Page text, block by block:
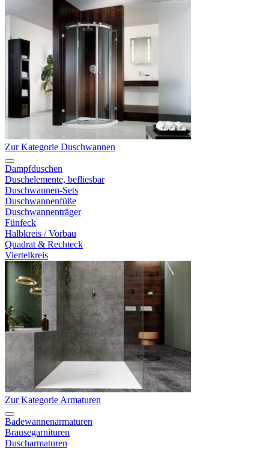
Zur Kategorie Duschwannen
Dampfduschen
Duschelemente, befliesbar
Duschwannen-Sets
Duschwannenfüße
Duschwannenträger
Fünfeck
Halbkreis / Vorbau
Quadrat & Rechteck
Viertelkreis
Zur Kategorie Armaturen
Badewannenarmaturen
Brausegarnituren
Duscharmaturen